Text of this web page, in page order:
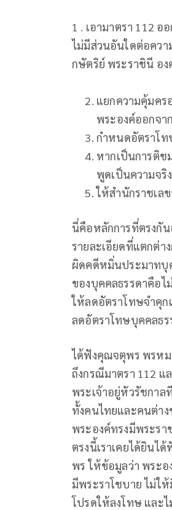
1 . เอามาตรา 112
ไม่มีส่วนอันใดต่อควา
กษัตริย์ พระราชินี อง
แยกความคุ้มคร
พระองค์ออกจ
กำหนดอัตราโ
หากเป็นการติช
พูดเป็นความจริ
ให้สำนักราชเล
นี่คือหลักการที่ตรงกั
รายละเอียดที่แตกต่
ผิดคดีหมิ่นประมาทบุ
ของบุคคลธรรดาคือ
ให้ลดอัตราโทษจำคุก
ลดอัตราโทษบุคคลธร
ได้ฟังคุณจตุพร พรหม
ถึงกรณีมาตรา 112
พระเจ้าอยู่หัวรัชกา
ทั้งคนไทยและคนต่า
พระองค์ทรงมีพระรา
ตรงนี้เราเคยได้ยินไ
พร ให้ข้อมูลว่า พระอ
มีพระราโชบาย ไม่ใ
โปรดให้ลงโทษ และ